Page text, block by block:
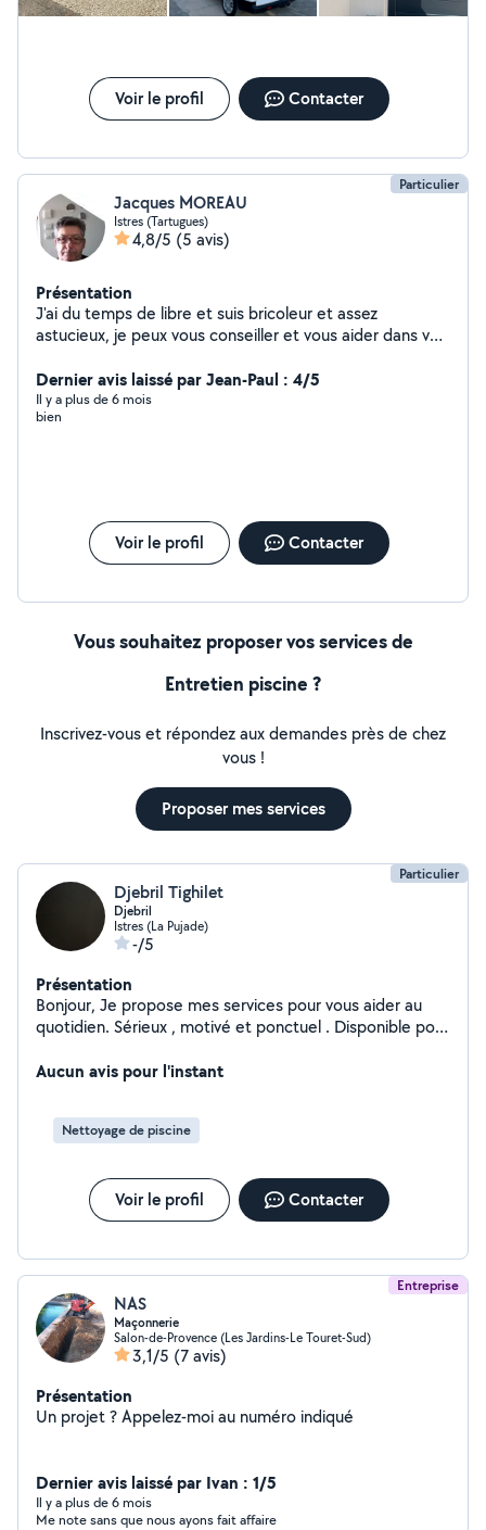
Voir le profil Contacter
Particulier
Jacques MOREAU
Istres (Tartugues)
4,8/5 (5 avis)
Présentation
J'ai du temps de libre et suis bricoleur et assez
astucieux, je peux vous conseiller et vous aider dans vos
de matériel que je peux louer ( perforateur, ponceuse,
scie électrique sur plateau,
Dernier avis laissé par Jean-Paul : 4/5
Il y a plus de 6 mois
bien
Voir le profil Contacter
Vous souhaitez proposer vos services de
Entretien piscine ?
Inscrivez-vous et répondez aux demandes près de chez
vous !
Proposer mes services
Particulier
Djebril Tighilet
Djebril
Istres (La Pujade)
-/5
Présentation
Bonjour, Je propose mes services pour vous aider au
quotidien. Sérieux , motivé et ponctuel . Disponible pour
efficacité. Je me déplace facilement. N'hésitez pas à
Aucun avis pour l'instant
Nettoyage de piscine
Voir le profil Contacter
Entreprise
NAS
Maçonnerie
Salon-de-Provence (Les Jardins-Le Touret-Sud)
3,1/5 (7 avis)
Présentation
Un projet ? Appelez-moi au numéro indiqué
Dernier avis laissé par Ivan : 1/5
Il y a plus de 6 mois
Me note sans que nous ayons fait affaire